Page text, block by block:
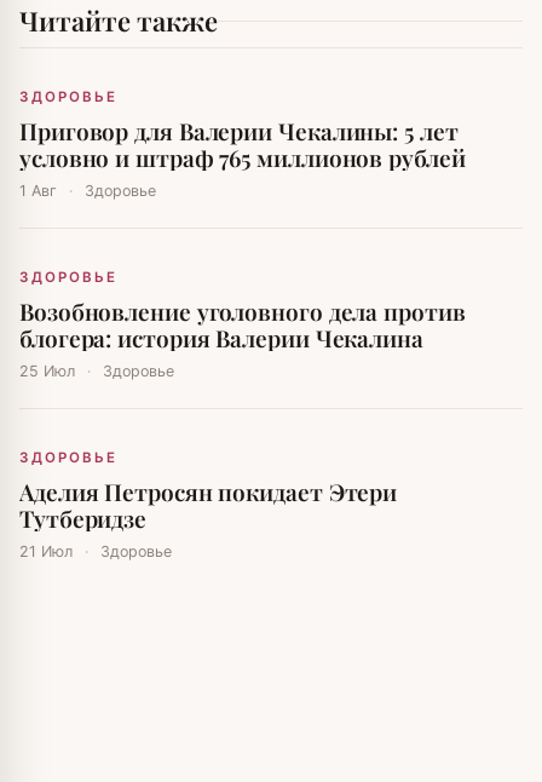
Читайте также
ЗДОРОВЬЕ
Приговор для Валерии Чекалины: 5 лет
условно и штраф 765 миллионов рублей
1 Авг · Здоровье
ЗДОРОВЬЕ
Возобновление уголовного дела против
блогера: история Валерии Чекалина
25 Июл · Здоровье
ЗДОРОВЬЕ
Аделия Петросян покидает Этери
Тутберидзе
21 Июл · Здоровье